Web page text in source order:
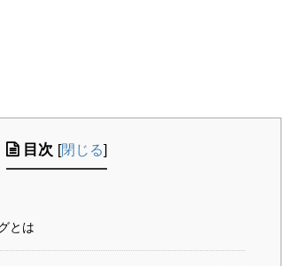
目次 [閉じる]
とは